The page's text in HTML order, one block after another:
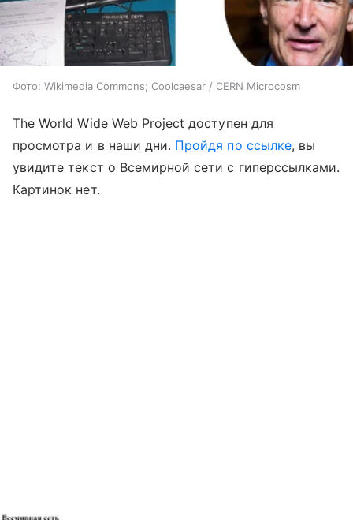
Фото: Wikimedia Commons; Coolcaesar / CERN Microcosm
The World Wide Web Project доступен для
просмотра и в наши дни. Пройдя по ссылке, вы
увидите текст о Всемирной сети с гиперссылками.
Картинок нет.